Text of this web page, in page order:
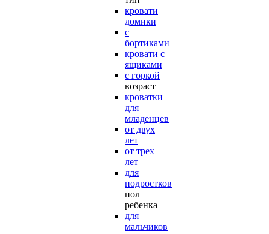
кровати
домики
с
бортиками
кровати с
ящиками
с горкой
возраст
кроватки
для
младенцев
от двух
лет
от трех
лет
для
подростков
пол
ребенка
для
мальчиков